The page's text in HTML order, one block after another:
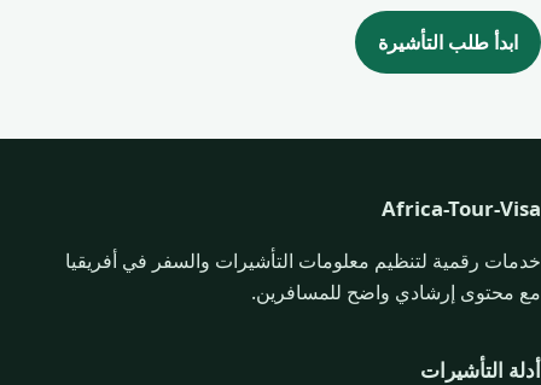
ابدأ طلب التأشيرة
Africa-Tour-Visa
خدمات رقمية لتنظيم معلومات التأشيرات والسفر في أفريقيا
مع محتوى إرشادي واضح للمسافرين.
أدلة التأشيرات